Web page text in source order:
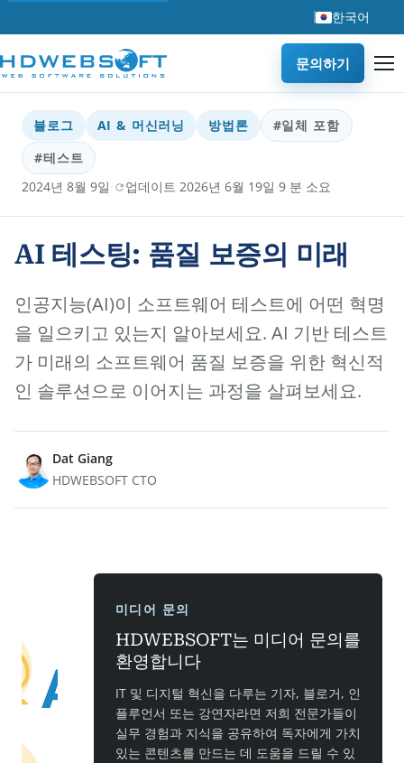
한국어
문의하기
블로그 AI & 머신러닝 방법론
#일체 포함
#테스트
2024년 8월 9일· 업데이트 2026년 6월 19일·9 분 소요
AI 테스팅: 품질 보증의 미래
인공지능(AI)이 소프트웨어 테스트에 어떤 혁명
을 일으키고 있는지 알아보세요. AI 기반 테스트
가 미래의 소프트웨어 품질 보증을 위한 혁신적
인 솔루션으로 이어지는 과정을 살펴보세요.
Dat Giang
HDWEBSOFT CTO
미디어 문의
HDWEBSOFT는 미디어 문의를
환영합니다
IT 및 디지털 혁신을 다루는 기자, 블로거, 인
플루언서 또는 강연자라면 저희 전문가들이
실무 경험과 지식을 공유하여 독자에게 가치
있는 콘텐츠를 만드는 데 도움을 드릴 수 있